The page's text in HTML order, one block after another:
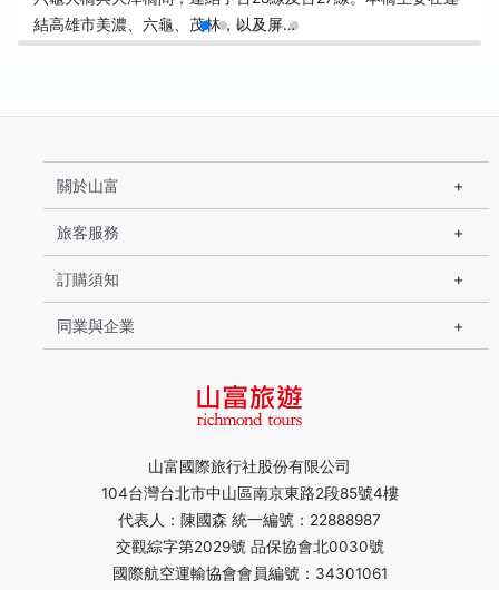
結高雄市美濃、六龜、茂林，以及屏…
山富國際旅行社股份有限公司
104台灣台北市中山區南京東路2段85號4樓
代表人：陳國森 統一編號：22888987
交觀綜字第2029號 品保協會北0030號
國際航空運輸協會會員編號：34301061
關於山富
旅客服務
訂購須知
同業與企業